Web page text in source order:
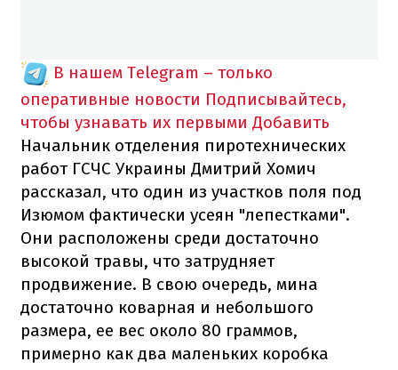
В нашем Telegram – только
оперативные новости Подписывайтесь,
чтобы узнавать их первыми Добавить
Начальник отделения пиротехнических
работ ГСЧС Украины Дмитрий Хомич
рассказал, что один из участков поля под
Изюмом фактически усеян "лепестками".
Они расположены среди достаточно
высокой травы, что затрудняет
продвижение. В свою очередь, мина
достаточно коварная и небольшого
размера, ее вес около 80 граммов,
примерно как два маленьких коробка